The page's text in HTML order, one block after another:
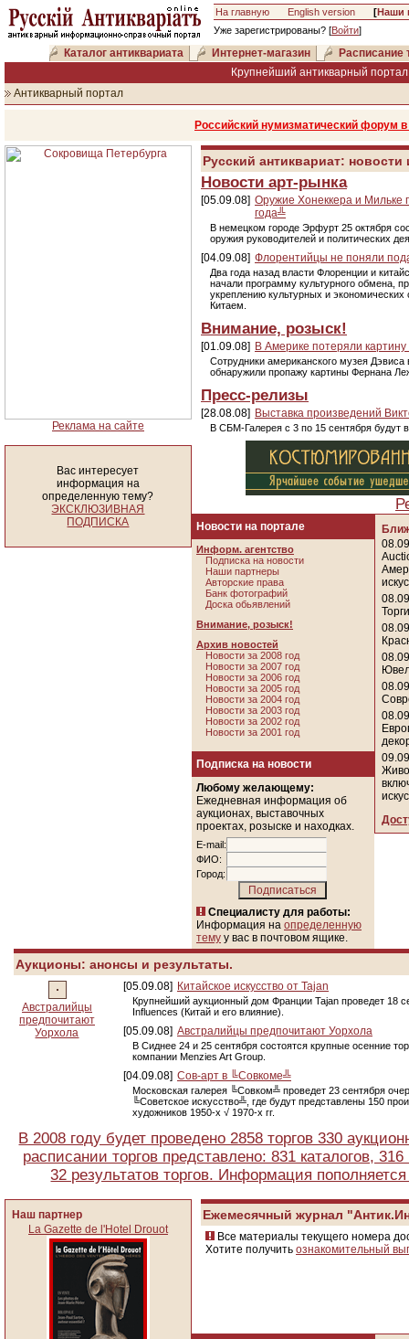
На главную English version [Наши
Уже зарегистрированы? [Войти]
Каталог антиквариата Интернет-магазин
Расписание
Крупнейший антикварный
Антикварный портал
Российский нумизматический форум
Реклама на сайте
Вас интересует
информация на
определенную тему?
ЭКСКЛЮЗИВНАЯ
ПОДПИСКА
Русский антиквариат:
Новости арт-рынка
[05.09.08] Оружие Хонеккера и Мильке
года╩
В немецком городе Эрфурт 25 октября
оружия руководителей и политических
[04.09.08] Флорентийцы не поняли
Два года назад власти Флоренции и
начали программу культурного обмена,
укреплению культурных и
Китаем.
Внимание, розыск!
[01.09.08] В Америке потеряли
Сотрудники американского музея
обнаружили пропажу картины Фернана
Пресс-релизы
[28.08.08] Выставка произведений
В СБМ-Галерея с 3 по 15 сентября будут
Новости на портале
Информ. агентство
Подписка на новости
Наши партнеры
Авторские права
Банк фотографий
Доска обьявлений
Внимание, розыск!
Архив новостей
Новости за 2008 год
Новости за 2007 год
Новости за 2006 год
Новости за 2005 год
Новости за 2004 год
Новости за 2003 год
Новости за 2002 год
Новости за 2001 год
Подписка на новости
Любому желающему:
Ежедневная информация об
аукционах, выставочных
проектах, розыске и находках.
E-mail:
ФИО:
Город:
Специалисту для работы:
Информация на определенную
тему у вас в почтовом ящике.
Аукционы: анонсы и результаты.
Австралийцы
предпочитают
Уорхола
[05.09.08] Китайское искусство от Tajan
Крупнейший аукционный дом Франции Tajan проведет 18
Influences (Китай и его влияние).
[05.09.08] Австралийцы предпочитают Уорхола
В Сиднее 24 и 25 сентября состоятся крупные осенние
компании Menzies Art Group.
[04.09.08] Сов-арт в ╚Совкоме╩
Московская галерея ╚Совком╩ проведет 23 сентября
╚Советское искусство╩, где будут представлены 150
художников 1950-х √ 1970-х гг.
В 2008 году будет проведено 2858 торгов 330
расписании торгов представлено: 831 каталогов,
32 результатов торгов. Информация
Наш партнер
La Gazette de l'Hotel Drouot
Ежемесячный журнал
Все материалы текущего номера
Хотите получить ознакомительный